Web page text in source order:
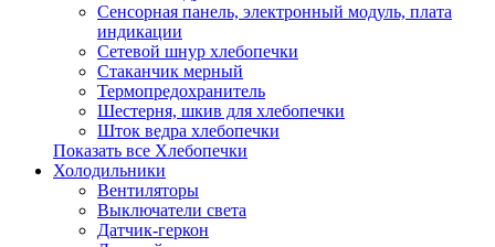
Сенсорная панель, электронный модуль, плата
индикации
Сетевой шнур хлебопечки
Стаканчик мерный
Термопредохранитель
Шестерня, шкив для хлебопечки
Шток ведра хлебопечки
Показать все Хлебопечки
Холодильники
Вентиляторы
Выключатели света
Датчик-геркон